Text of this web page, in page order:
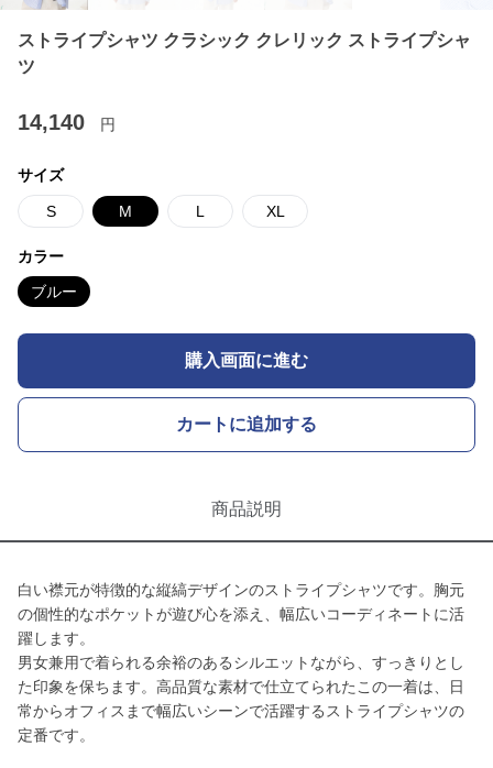
ストライプシャツ クラシック クレリック ストライプシャ
ツ
14,140 円
サイズ
S M L XL
カラー
ブルー
購入画面に進む
カートに追加する
商品説明
白い襟元が特徴的な縦縞デザインのストライプシャツです。胸元
の個性的なポケットが遊び心を添え、幅広いコーディネートに活
躍します。
男女兼用で着られる余裕のあるシルエットながら、すっきりとし
た印象を保ちます。高品質な素材で仕立てられたこの一着は、日
常からオフィスまで幅広いシーンで活躍するストライプシャツの
定番です。